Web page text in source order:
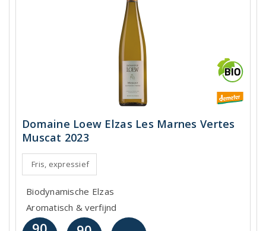
Domaine Loew Elzas Les Marnes Vertes
Muscat 2023
Fris, expressief
Biodynamische Elzas
Aromatisch & verfijnd